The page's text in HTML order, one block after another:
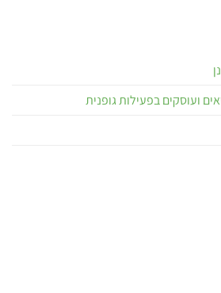
ועוסקים בפעילות גופנית